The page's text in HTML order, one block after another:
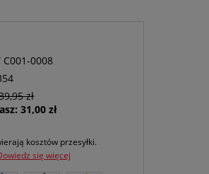
C001-0008
zł
31,00 zł
kosztów przesyłki.
się więcej